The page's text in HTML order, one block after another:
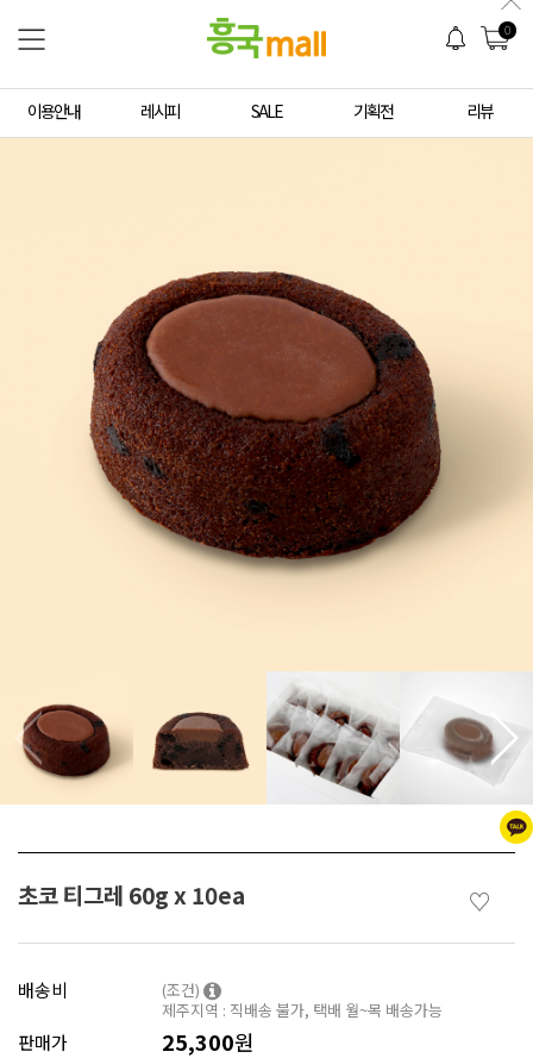
0
이용안내 레시피 SALE 기획전 리뷰
초코 티그레 60g x 10ea ♡
배송비
(조건)
제주지역 : 직배송 불가, 택배 월~목 배송가능
판매가 25,300원